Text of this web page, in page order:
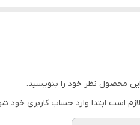
محصول نظر خود را بنویسید.
است ابتدا وارد حساب کاربری خود